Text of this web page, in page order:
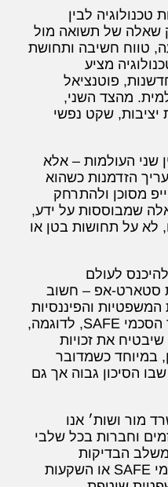
לבין
שאלה של תשואה מול
טווח חשיבה ותחושת
מציע
פוטנציאל
מהצד השני,
יציבות, שקט נפשי
שני העולמות – אלא
הזדמנות כשהוא
מסוכן ולהתרחק
שמבוססות על ידע,
לא על תחושות בטן או
לעולם
סטארט-אפ – חשוב
המשפטיות והפיננסיות
הכרוכות בכך. השקעות דרך הסכמי SAFE, לדוגמה,
את זכויות
במיוחד כשמדובר
הסיכון גבוה אך גם
מור ושות׳ אנו
וחברות בכל שלבי
הבדיקות
המקדימות, דרך ניסוח הסכמי SAFE או השקעות